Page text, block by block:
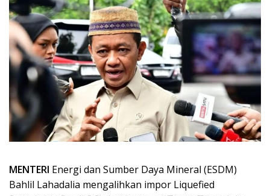
MENTERI Energi dan Sumber Daya Mineral (ESDM)
Bahlil Lahadalia mengalihkan impor Liquefied